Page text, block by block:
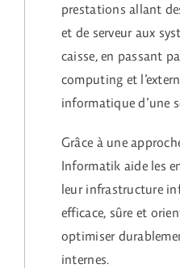
prestations allant
et de serveur aux
caisse, en passant
computing et
informatique d’une
Grâce à une
Informatik aide les
leur infrastructure
efficace, sûre et
optimiser
internes.